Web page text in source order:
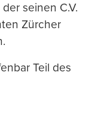
seinen C.V.
Zürcher
Teil des